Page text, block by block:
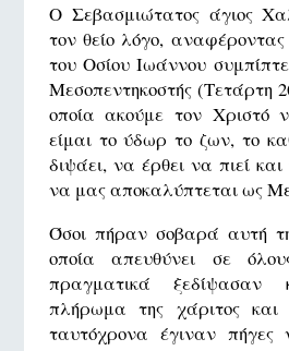
Ο Σεβασμιώτατος άγιος
τον θείο λόγο,
του Οσίου Ιωάννου
Μεσοπεντηκοστής (Τετάρτη
οποία ακούμε τον Χριστό
είμαι το ύδωρ το ζων, το
διψάει, να έρθει να πιεί
να μας αποκαλύπτεται ως
Όσοι πήραν σοβαρά αυτή
οποία απευθύνει σε
πραγματικά
πλήρωμα της χάριτος και
ταυτόχρονα έγιναν πήγες